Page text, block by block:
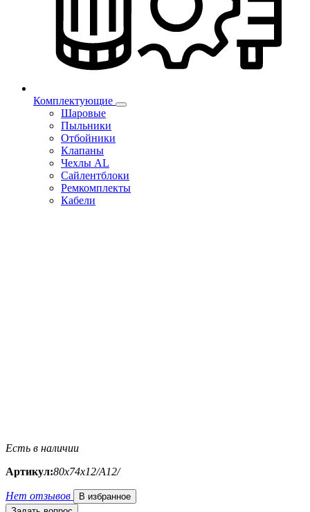
Комплектующие
Шаровые
Пыльники
Отбойники
Клапаны
Чехлы AL
Сайлентблоки
Ремкомплекты
Кабели
Есть в наличии
Артикул:80х74х12/A12/
Нет отзывов
В избранное